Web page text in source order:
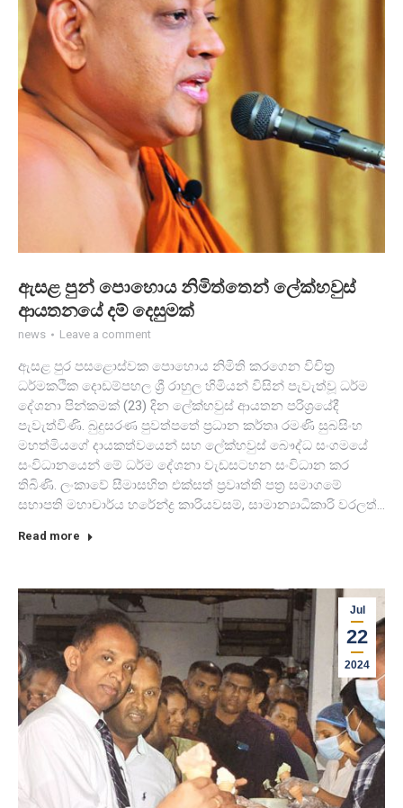
ඇසළ පුන් පොහොය නිමිත්තෙන් ලේක්හවුස්
ආයතනයේ දම් දෙසුමක්
news Leave a comment
ඇසළ පුර පසළොස්වක පොහොය නිමිති කරගෙන විචිත්‍ර
ධර්මකථික දොඩම්පහල ශ්‍රී රාහුල හිමියන් විසින් පැවැත්වූ ධර්ම
දේශනා පින්කමක් (23) දින ලේක්හවුස් ආයතන පරිශ්‍රයේදී
පැවැත්විණි. බුදුසරණ පුවත්පතේ ප්‍රධාන කර්තෘ රමණි සුබසිංහ
මහත්මියගේ දායකත්වයෙන් සහ ලේක්හවුස් බෞද්ධ සංගමයේ
සංවිධානයෙන් මේ ධර්ම දේශනා වැඩසටහන සංවිධාන කර
තිබිණි. ලංකාවේ සීමාසහිත එක්සත් ප්‍රවෘත්ති පත්‍ර සමාගමේ
සභාපති මහාචාර්ය හරේන්ද්‍ර කාරියවසම්, සාමාන්‍යාධිකාරි වරලත්…
Read more
Jul
22
2024